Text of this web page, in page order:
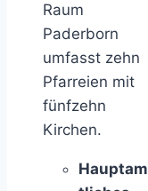
Raum
Paderborn
umfasst zehn
Pfarreien mit
fünfzehn
Kirchen.
Hauptam